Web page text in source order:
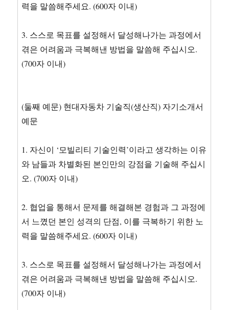
력을 말씀해주세요. (600자 이내)
3. 스스로 목표를 설정해서 달성해나가는 과정에서
겪은 어려움과 극복해낸 방법을 말씀해 주십시오.
(700자 이내)
(둘째 예문) 현대자동차 기술직(생산직) 자기소개서
예문
1. 자신이 ‘모빌리티 기술인력’이라고 생각하는 이유
와 남들과 차별화된 본인만의 강점을 기술해 주십시
오. (700자 이내)
2. 협업을 통해서 문제를 해결해본 경험과 그 과정에
서 느꼈던 본인 성격의 단점, 이를 극복하기 위한 노
력을 말씀해주세요. (600자 이내)
3. 스스로 목표를 설정해서 달성해나가는 과정에서
겪은 어려움과 극복해낸 방법을 말씀해 주십시오.
(700자 이내)